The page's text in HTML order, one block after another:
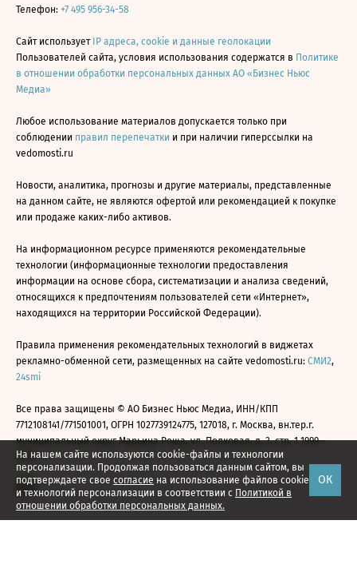
На нашем сайте используются cookie-файлы и технологии
персонализации. Продолжая пользоваться данным сайтом, вы
подтверждаете свое согласие на использование файлов cookie
и технологий персонализации в соответствии с Политикой в
отношении обработки персональных данных.
ОК
Телефон: +7 495 956-34-58
Сайт использует IP адреса, cookie и данные геолокации
Пользователей сайта, условия использования содержатся в Политике
в отношении обработки персональных данных АО «Бизнес Ньюс
Медиа»
Любое использование материалов допускается только при
соблюдении правил перепечатки и при наличии гиперссылки на
vedomosti.ru
Новости, аналитика, прогнозы и другие материалы, представленные
на данном сайте, не являются офертой или рекомендацией к покупке
или продаже каких-либо активов.
На информационном ресурсе применяются рекомендательные
технологии (информационные технологии предоставления
информации на основе сбора, систематизации и анализа сведений,
относящихся к предпочтениям пользователей сети «Интернет»,
находящихся на территории Российской Федерации).
Правила применения рекомендательных технологий в виджетах
рекламно-обменной сети, размещенных на сайте vedomosti.ru: СМИ2,
24smi
Все права защищены © АО Бизнес Ньюс Медиа, ИНН/КПП
7712108141/771501001, ОГРН 1027739124775, 127018, г. Москва, вн.тер.г.
муниципальный округ Марьина Роща, ул. Полковая, д. 3, стр. 1 1999—
2026